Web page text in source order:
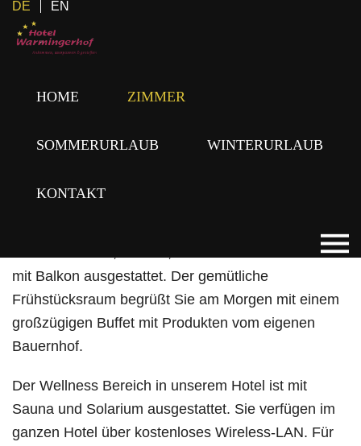
DE EN
HOME ZIMMER
SOMMERURLAUB WINTERURLAUB
KONTAKT
Alle Zimmer in unserem Skihotel im PillerseeTal sind
mit Dusche/WC, Telefon, TV-Kabel und wahlweise
mit Balkon ausgestattet. Der gemütliche
Frühstücksraum begrüßt Sie am Morgen mit einem
großzügigen Buffet mit Produkten vom eigenen
Bauernhof.
Der Wellness Bereich in unserem Hotel ist mit
Sauna und Solarium ausgestattet. Sie verfügen im
ganzen Hotel über kostenloses Wireless-LAN. Für